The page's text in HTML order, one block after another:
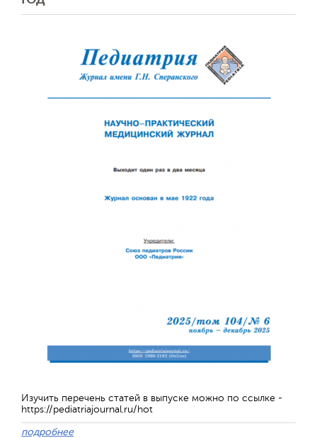
Изучить перечень статей в выпуске можно по ссылке -
https://pediatriajournal.ru/hot
подробнее
Обратная